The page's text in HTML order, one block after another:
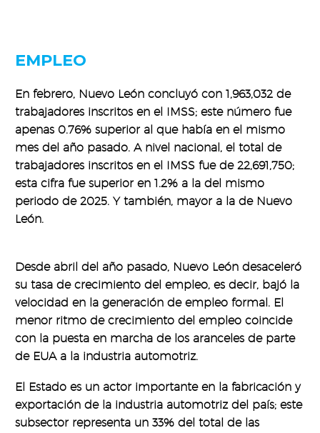
EMPLEO
En febrero, Nuevo León concluyó con 1,963,032 de
trabajadores inscritos en el IMSS; este número fue
apenas 0.76% superior al que había en el mismo
mes del año pasado. A nivel nacional, el total de
trabajadores inscritos en el IMSS fue de 22,691,750;
esta cifra fue superior en 1.2% a la del mismo
periodo de 2025. Y también, mayor a la de Nuevo
León.
Desde abril del año pasado, Nuevo León desaceleró
su tasa de crecimiento del empleo, es decir, bajó la
velocidad en la generación de empleo formal. El
menor ritmo de crecimiento del empleo coincide
con la puesta en marcha de los aranceles de parte
de EUA a la industria automotriz.
El Estado es un actor importante en la fabricación y
exportación de la industria automotriz del país; este
subsector representa un 33% del total de las